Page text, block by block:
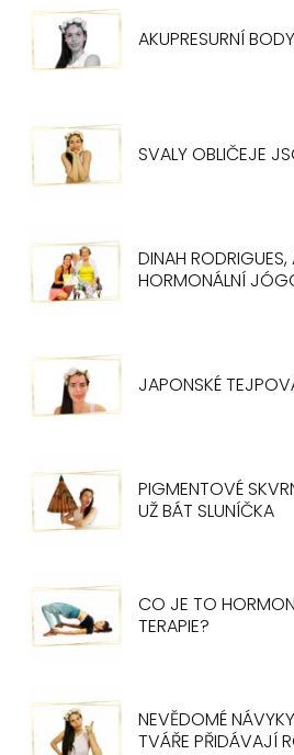
AKUPRESURNÍ
SVALY OBLIČEJE
DINAH
HORMONÁLNÍ
JAPONSKÉ
PIGMENTOVÉ
UŽ BÁT SLUNÍČKA
CO JE TO
TERAPIE?
NEVĚDOMÉ
TVÁŘE PŘIDÁVAJÍ